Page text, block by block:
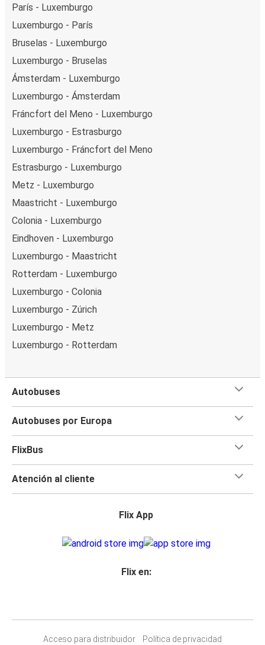
París - Luxemburgo
Luxemburgo - París
Bruselas - Luxemburgo
Luxemburgo - Bruselas
Ámsterdam - Luxemburgo
Luxemburgo - Ámsterdam
Fráncfort del Meno - Luxemburgo
Luxemburgo - Estrasburgo
Luxemburgo - Fráncfort del Meno
Estrasburgo - Luxemburgo
Metz - Luxemburgo
Maastricht - Luxemburgo
Colonia - Luxemburgo
Eindhoven - Luxemburgo
Luxemburgo - Maastricht
Rotterdam - Luxemburgo
Luxemburgo - Colonia
Luxemburgo - Zúrich
Luxemburgo - Metz
Luxemburgo - Rotterdam
Autobuses
Autobuses por Europa
FlixBus
Atención al cliente
Flix App
Flix en:
Acceso para distribuidor Política de privacidad